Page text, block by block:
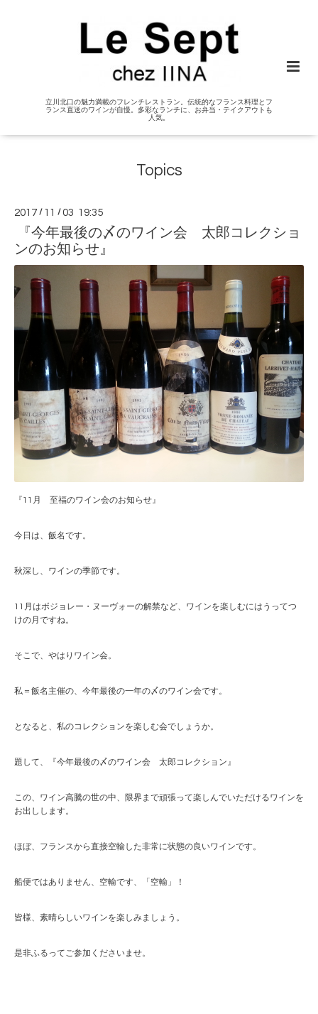
立川北口の魅力満載のフレンチレストラン。伝統的なフランス料理とフ
ランス直送のワインが自慢。多彩なランチに、お弁当・テイクアウトも
人気。
Topics
2017 / 11 /03 19:35
『今年最後の〆のワイン会 太郎コレクショ
ンのお知らせ』
『11月 至福のワイン会のお知らせ』
今日は、飯名です。
秋深し、ワインの季節です。
11月はボジョレー・ヌーヴォーの解禁など、ワインを楽しむにはうってつ
けの月ですね。
そこで、やはりワイン会。
私＝飯名主催の、今年最後の一年の〆のワイン会です。
となると、私のコレクションを楽しむ会でしょうか。
題して、『今年最後の〆のワイン会 太郎コレクション』
この、ワイン高騰の世の中、限界まで頑張って楽しんでいただけるワインを
お出しします。
ほぼ、フランスから直接空輸した非常に状態の良いワインです。
船便ではありません、空輸です、「空輸」！
皆様、素晴らしいワインを楽しみましょう。
是非ふるってご参加くださいませ。